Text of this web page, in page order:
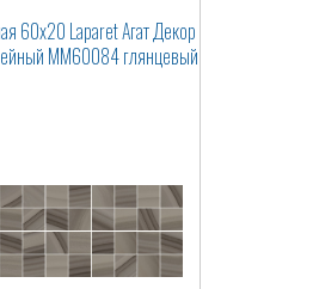
60x20 Laparet Агат Декор
ММ60084 глянцевый